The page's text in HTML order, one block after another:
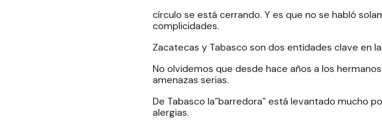
círculo se está cerrando. Y es que no se habló
complicidades.
Zacatecas y Tabasco son dos entidades clave en
No olvidemos que desde hace años a los
amenazas serias.
De Tabasco la”barredora” está levantado mucho
alergias.